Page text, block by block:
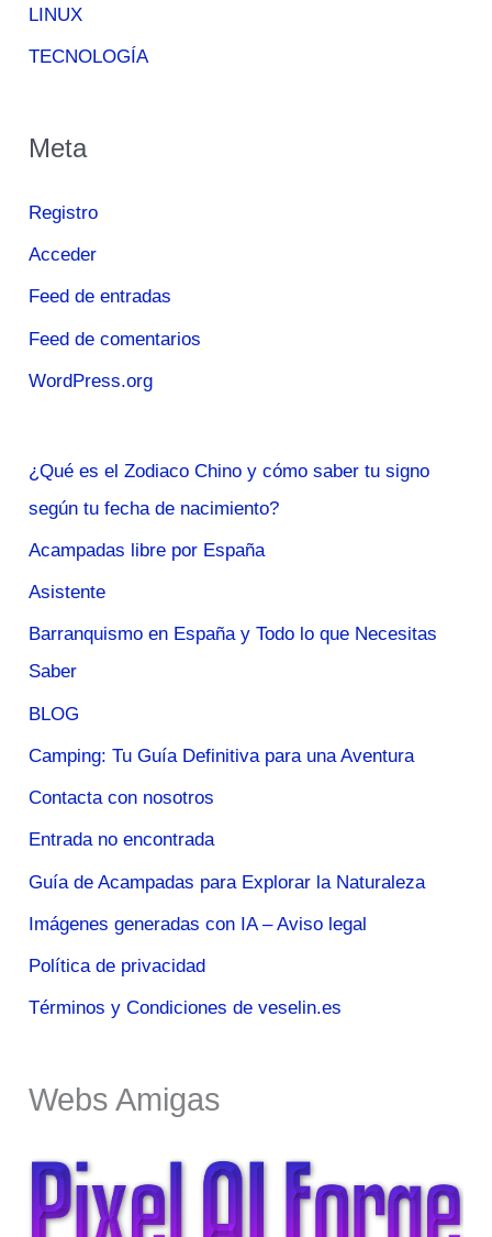
LINUX
TECNOLOGÍA
Meta
Registro
Acceder
Feed de entradas
Feed de comentarios
WordPress.org
¿Qué es el Zodiaco Chino y cómo saber tu signo
según tu fecha de nacimiento?
Acampadas libre por España
Asistente
Barranquismo en España y Todo lo que Necesitas
Saber
BLOG
Camping: Tu Guía Definitiva para una Aventura
Contacta con nosotros
Entrada no encontrada
Guía de Acampadas para Explorar la Naturaleza
Imágenes generadas con IA – Aviso legal
Política de privacidad
Términos y Condiciones de veselin.es
Webs Amigas